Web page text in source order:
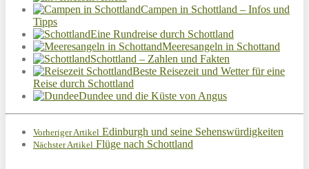
Campen in Schottland – Infos und
Tipps
Eine Rundreise durch Schottland
Meeresangeln in Schottand
Schottland – Zahlen und Fakten
Beste Reisezeit und Wetter für eine
Reise durch Schottland
Dundee und die Küste von Angus
Vorheriger Artikel Edinburgh und seine Sehenswürdigkeiten
Nächster Artikel Flüge nach Schottland